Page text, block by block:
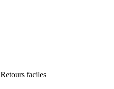
Retours faciles